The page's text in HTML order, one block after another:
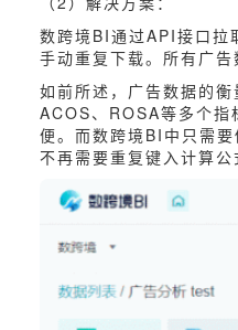
数跨境BI通过API接口拉
手动重复下载。所有广
如前所述，广告数据的
ACOS、ROSA等多个指
便。而数跨境BI中只需
不再需要重复键入计算公